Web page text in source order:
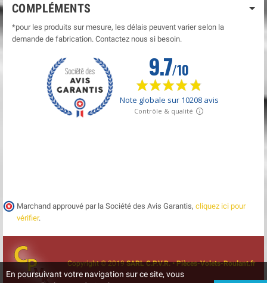
COMPLÉMENTS
*pour les produits sur mesure, les délais peuvent varier selon la
demande de fabrication. Contactez nous si besoin.
Marchand approuvé par la Société des Avis Garantis, cliquez ici pour
vérifier.
Copyright © 2019SARL C.P.V.R. • Pièces-Volets-Roulant.fr
En poursuivant votre navigation sur ce site, vous